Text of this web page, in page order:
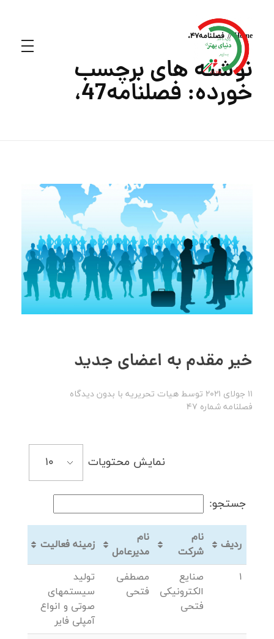
Home فصلنامه47،
نوشته های برچسب
خورده: فصلنامه47،
خیر مقدم به اعضای جدید
11 جولای 2021 توسط هیات تحریریه با بدون دیدگاه
فصلنامه شماره 47
نمایش محتویات
جستجو:
ردیف
نام
شرکت
نام
مدیرعامل
زمینه فعالیت
1
صنایع
الکترونیکی
فتحی
مصطفی
فتحی
تولید
سیستمهای
صوتی و انواع
آمپلی فایر